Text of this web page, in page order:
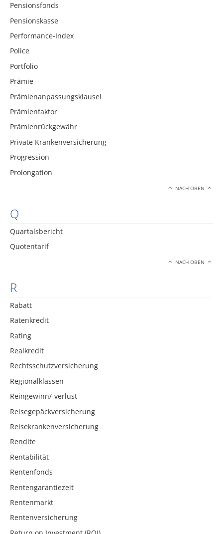
Pensionsfonds
Pensionskasse
Performance-Index
Police
Portfolio
Prämie
Prämienanpassungsklausel
Prämienfaktor
Prämienrückgewähr
Private Krankenversicherung
Progression
Prolongation
NACH OBEN
Q
Quartalsbericht
Quotentarif
NACH OBEN
R
Rabatt
Ratenkredit
Rating
Realkredit
Rechtsschutzversicherung
Regionalklassen
Reingewinn/-verlust
Reisegepäckversicherung
Reisekrankenversicherung
Rendite
Rentabilität
Rentenfonds
Rentengarantiezeit
Rentenmarkt
Rentenversicherung